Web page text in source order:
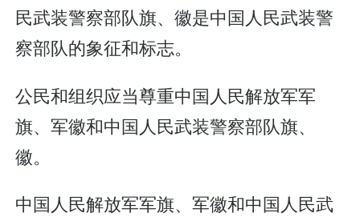
民武装警察部队旗、徽是中国人民武装警
察部队的象征和标志。
公民和组织应当尊重中国人民解放军军
旗、军徽和中国人民武装警察部队旗、
徽。
中国人民解放军军旗、军徽和中国人民武